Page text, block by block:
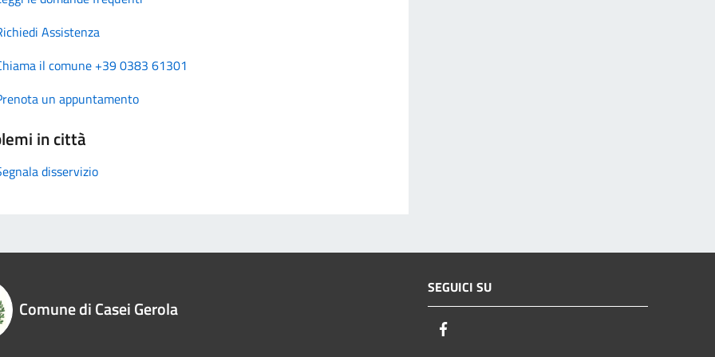
Assistenza
il comune +39 0383 61301
un appuntamento
in città
disservizio
Comune di Casei Gerola
SEGUICI SU